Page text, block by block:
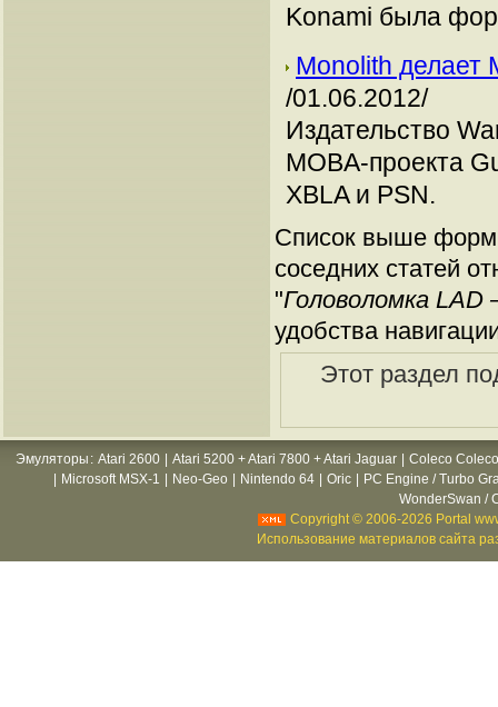
Konami была
Monolith делает
/01.06.2012/
Издательство
MOBA-проекта
XBLA и PSN.
Список выше
соседних статей
"Головоломка LAD
удобства
Этот раздел
Эмуляторы : Atari 2600 Atari 5200 + Atari 7800 + Atari Jaguar
Coleco
Microsoft MSX-1 Neo-Geo Nintendo 64 Oric
PC Engine / Turbo
WonderSwan /
Copyright © 2006-2026 Portal
Использование материалов сайта